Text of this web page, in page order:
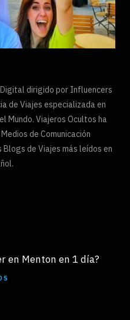
dirigido por Influencers
de Viajes especializada en
Mundo. Viajeros Ocultos ha
de Comunicación
de Viajes más leídos en
en Menton en 1 día?